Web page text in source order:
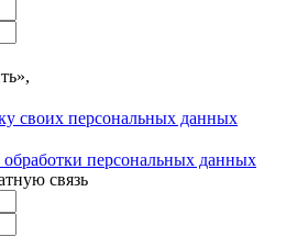
своих персональных данных
персональных данных
связь